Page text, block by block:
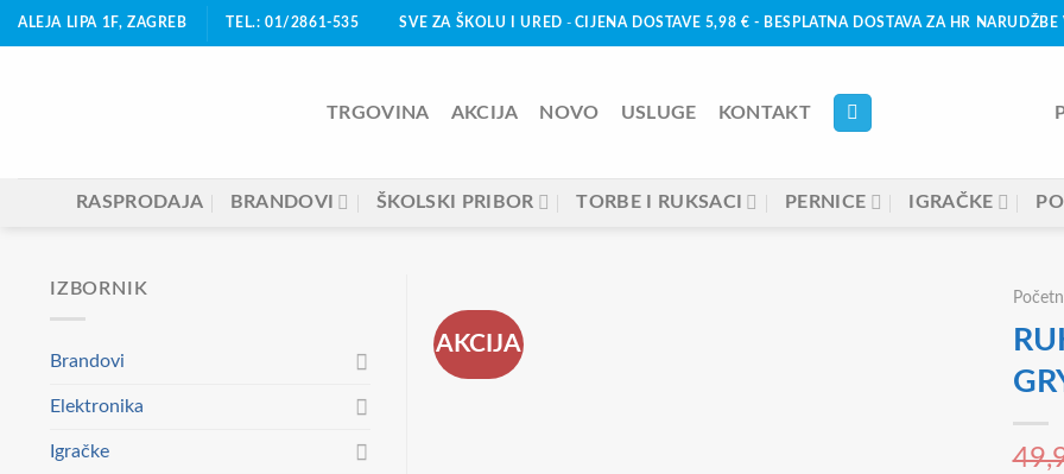
Skip
to
ALEJA LIPA 1F, ZAGREB TEL.: 01/2861-535 SVE ZA ŠKOLU I URED - CIJENA DOSTAVE 5,98 € - BESPLATNA DOSTAVA ZA HR
TRGOVINA AKCIJA NOVO USLUGE KONTAKT
RASPRODAJA BRANDOVI ŠKOLSKI PRIBOR TORBE I RUKSACI PERNICE IGRAČKE
IZBORNIK
Brandovi
Elektronika
Igračke
AKCIJA